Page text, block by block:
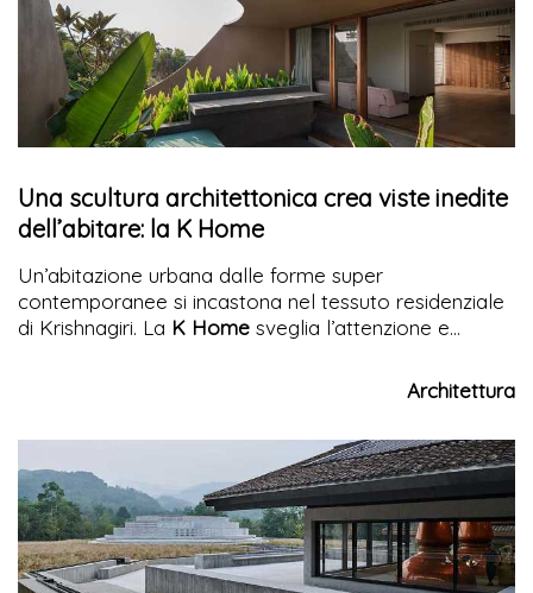
Una scultura architettonica crea viste inedite
dell’abitare: la K Home
Un’abitazione urbana dalle forme super
contemporanee si incastona nel tessuto residenziale
di Krishnagiri. La K Home sveglia l’attenzione e
con i suoi tagli curvilinei nella pelle volumetrica diArchitettura